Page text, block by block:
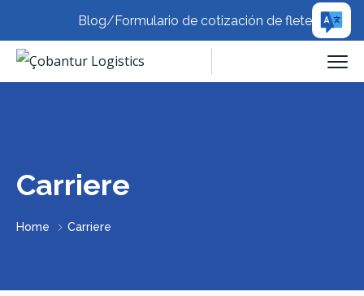
Blog/Formulario de cotización de flete
Carriere
Home Carriere